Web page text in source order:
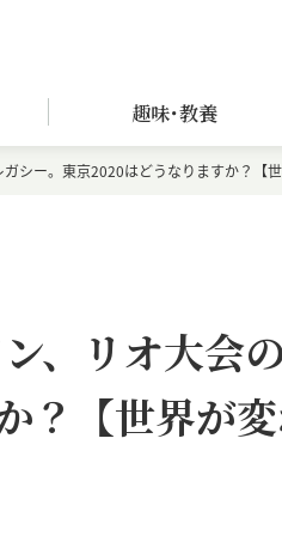
趣味･教養
シー。東京2020はどうなりますか？【
、リオ大会
？【世界が